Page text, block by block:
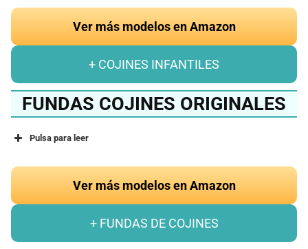
Ver más modelos en Amazon
+ COJINES INFANTILES
FUNDAS COJINES ORIGINALES
Pulsa para leer
Ver más modelos en Amazon
+ FUNDAS DE COJINES